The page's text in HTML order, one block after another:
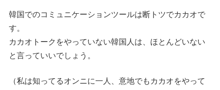
韓国でのコミュニケーションツールは断トツでカカオで
す。
カカオトークをやっていない韓国人は、ほとんどいない
と言っていいでしょう。
（私は知ってるオンニに一人、意地でもカカオをやって